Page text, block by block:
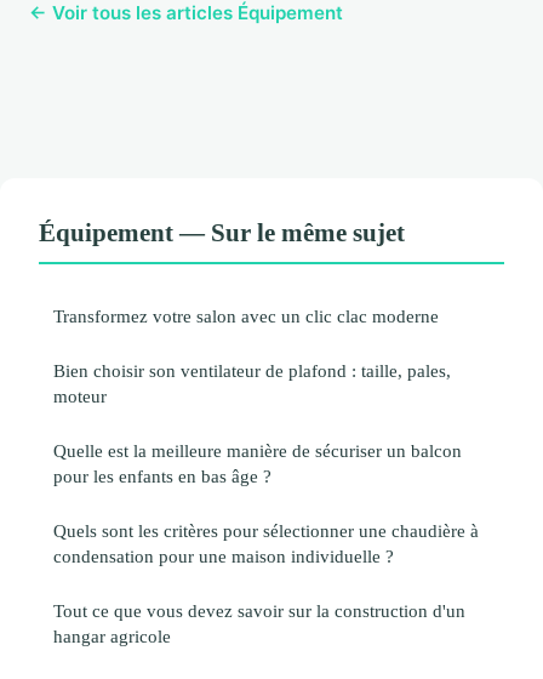
← Voir tous les articles Équipement
Équipement — Sur le même sujet
Transformez votre salon avec un clic clac moderne
Bien choisir son ventilateur de plafond : taille, pales,
moteur
Quelle est la meilleure manière de sécuriser un balcon
pour les enfants en bas âge ?
Quels sont les critères pour sélectionner une chaudière à
condensation pour une maison individuelle ?
Tout ce que vous devez savoir sur la construction d'un
hangar agricole